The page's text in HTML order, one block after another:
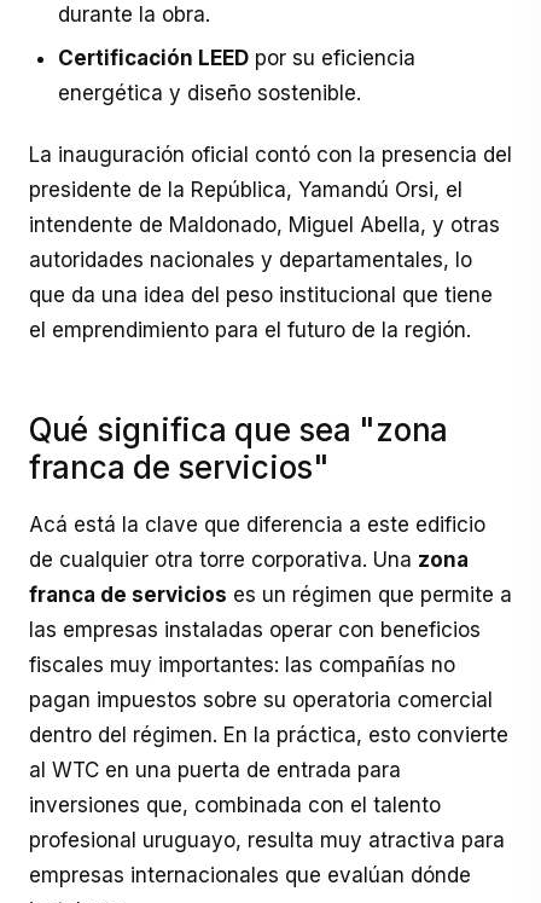
durante la obra.
Certificación LEEDpor su eficiencia
energética y diseño sostenible.
La inauguración oficial contó con la presencia del
presidente de la República, Yamandú Orsi, el
intendente de Maldonado, Miguel Abella, y otras
autoridades nacionales y departamentales, lo
que da una idea del peso institucional que tiene
el emprendimiento para el futuro de la región.
Qué significa que sea "zona
franca de servicios"
Acá está la clave que diferencia a este edificio
de cualquier otra torre corporativa. Una zona
franca de servicios es un régimen que permite a
las empresas instaladas operar con beneficios
fiscales muy importantes: las compañías no
pagan impuestos sobre su operatoria comercial
dentro del régimen. En la práctica, esto convierte
al WTC en una puerta de entrada para
inversiones que, combinada con el talento
profesional uruguayo, resulta muy atractiva para
empresas internacionales que evalúan dónde